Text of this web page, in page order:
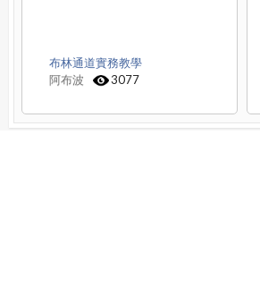
布林通道實務教學
阿布波
3077